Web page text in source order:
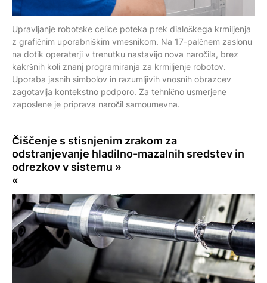
Upravljanje robotske celice poteka prek dialoškega krmiljenja
z grafičnim uporabniškim vmesnikom. Na 17-palčnem zaslonu
na dotik operaterji v trenutku nastavijo nova naročila, brez
kakršnih koli znanj programiranja za krmiljenje robotov.
Uporaba jasnih simbolov in razumljivih vnosnih obrazcev
zagotavlja kontekstno podporo. Za tehnično usmerjene
zaposlene je priprava naročil samoumevna.
Čiščenje s stisnjenim zrakom za
odstranjevanje hladilno-mazalnih sredstev in
odrezkov v sistemu »
«